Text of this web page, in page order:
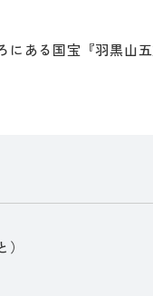
にある国宝『羽黒山